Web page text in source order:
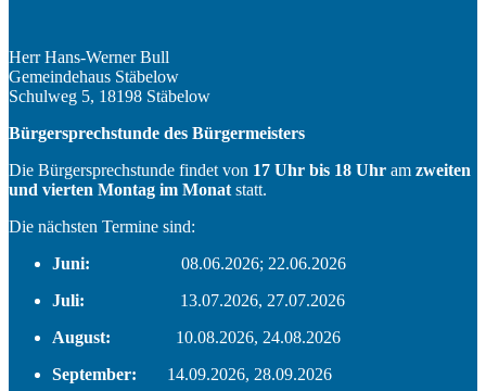
Herr Hans-Werner Bull
Gemeindehaus Stäbelow
Schulweg 5, 18198 Stäbelow
Bürgersprechstunde des Bürgermeisters
Die Bürgersprechstunde findet von 17 Uhr bis 18 Uhr am zweiten
und vierten Montag im Monat statt.
Die nächsten Termine sind:
Juni: 08.06.2026; 22.06.2026
Juli: 13.07.2026, 27.07.2026
August: 10.08.2026, 24.08.2026
September: 14.09.2026, 28.09.2026